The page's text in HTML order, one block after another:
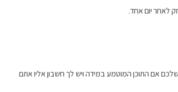
לאחר יום אחד.
אם התוכן המוטמע במידה ויש לך חשבון אליו אתם